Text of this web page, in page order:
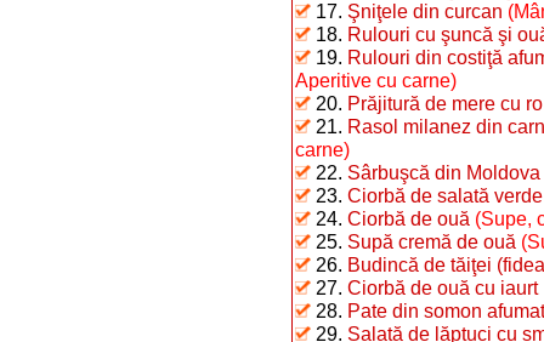
17. Şniţele din curcan
18. Rulouri cu şuncă şi
19. Rulouri din costiţă
Aperitive cu carne)
20. Prăjitură de mere cu
21. Rasol milanez din
carne)
22. Sârbuşcă din Moldova
23. Ciorbă de salată
24. Ciorbă de ouă (Supe,
25. Supă cremă de ouă
26. Budincă de tăiţei
27. Ciorbă de ouă cu iaurt
28. Pate din somon afumat
29. Salată de lăptuci cu